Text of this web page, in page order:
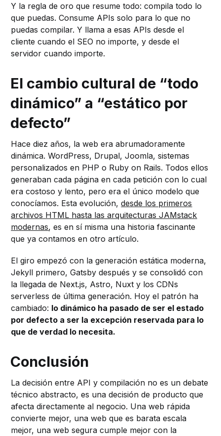
Y la regla de oro que resume todo: compila todo lo
que puedas. Consume APIs solo para lo que no
puedas compilar. Y llama a esas APIs desde el
cliente cuando el SEO no importe, y desde el
servidor cuando importe.
El cambio cultural de “todo
dinámico” a “estático por
defecto”
Hace diez años, la web era abrumadoramente
dinámica. WordPress, Drupal, Joomla, sistemas
personalizados en PHP o Ruby on Rails. Todos ellos
generaban cada página en cada petición con lo cual
era costoso y lento, pero era el único modelo que
conocíamos. Esta evolución,desde los primeros
archivos HTML hasta las arquitecturas JAMstack
modernas, es en sí misma una historia fascinante
que ya contamos en otro artículo.
El giro empezó con la generación estática moderna,
Jekyll primero, Gatsby después y se consolidó con
la llegada de Next.js, Astro, Nuxt y los CDNs
serverless de última generación. Hoy el patrón ha
cambiado: lo dinámico ha pasado de ser el estado
por defecto a ser la excepción reservada para lo
que de verdad lo necesita.
Conclusión
La decisión entre API y compilación no es un debate
técnico abstracto, es una decisión de producto que
afecta directamente al negocio. Una web rápida
convierte mejor, una web que es barata escala
mejor, una web segura cumple mejor con la